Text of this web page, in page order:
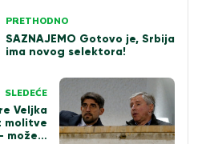
PRETHODNO
SAZNAJEMO Gotovo je, Srbija
ima novog selektora!
SLEDEĆE
Veljka
molitve
može li